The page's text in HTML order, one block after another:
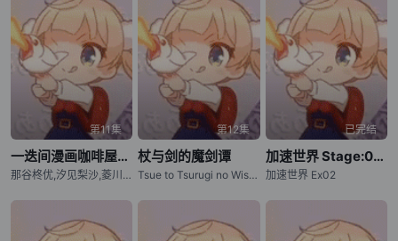
第11集
一迭间漫画咖啡屋生活！
那谷柊优,汐见梨沙,菱川花菜,白砂沙帆,千春,根本京里,寺泽百花,前田佳织里,斎藤千和,木花蓝,村上奈津実,相川遥花,はやしりか,饭田ヒカル,佐藤しのぶ
第12集
杖与剑的魔剑谭
Tsue to Tsurugi no Wistoria / Wistoria: Wand and Sword
已完结
加速世界 Stage:02 -加速的顶点-
加速世界 Ex02